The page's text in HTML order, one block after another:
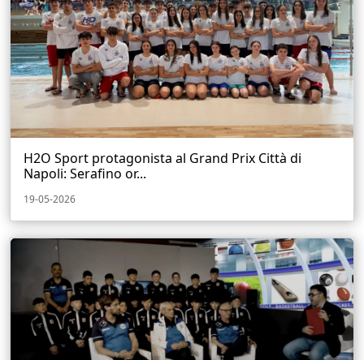
H2O Sport protagonista al Grand Prix Città di
Napoli: Serafino or...
19-05-2026